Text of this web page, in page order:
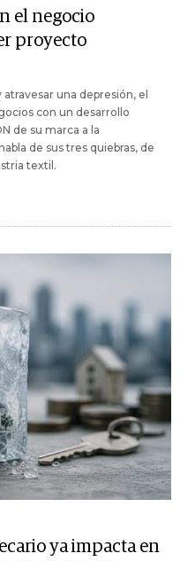
el negocio
proyecto
una depresión, el
con un desarrollo
de su marca a la
de sus tres quiebras, de
textil.
ya impacta en